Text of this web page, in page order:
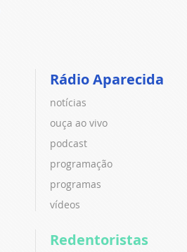
Rádio Aparecida
notícias
ouça ao vivo
podcast
programação
programas
vídeos
Redentoristas